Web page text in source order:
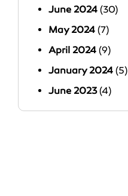
June 2024 (30)
May 2024 (7)
April 2024 (9)
January 2024 (5)
June 2023(4)